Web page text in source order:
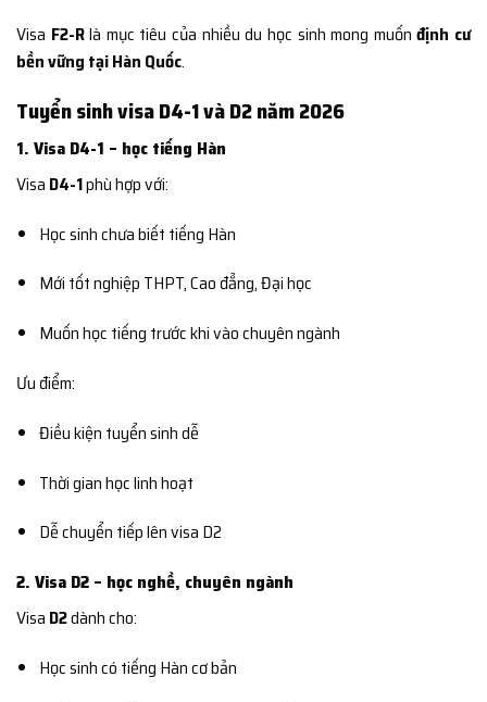
Visa F2-Rlà mục tiêu của nhiều du học sinh mong muốnđịnh cư
bền vững tại Hàn Quốc.
Tuyển sinh visa D4-1 và D2 năm 2026
1. Visa D4-1 – học tiếng Hàn
Visa D4-1phù hợp với:
Học sinh chưa biết tiếng Hàn
Mới tốt nghiệp THPT, Cao đẳng, Đại học
Muốn học tiếng trước khi vào chuyên ngành
Ưu điểm:
Điều kiện tuyển sinh dễ
Thời gian học linh hoạt
Dễ chuyển tiếp lên visa D2
2. Visa D2 – học nghề, chuyên ngành
Visa D2dành cho:
Học sinh có tiếng Hàn cơ bản